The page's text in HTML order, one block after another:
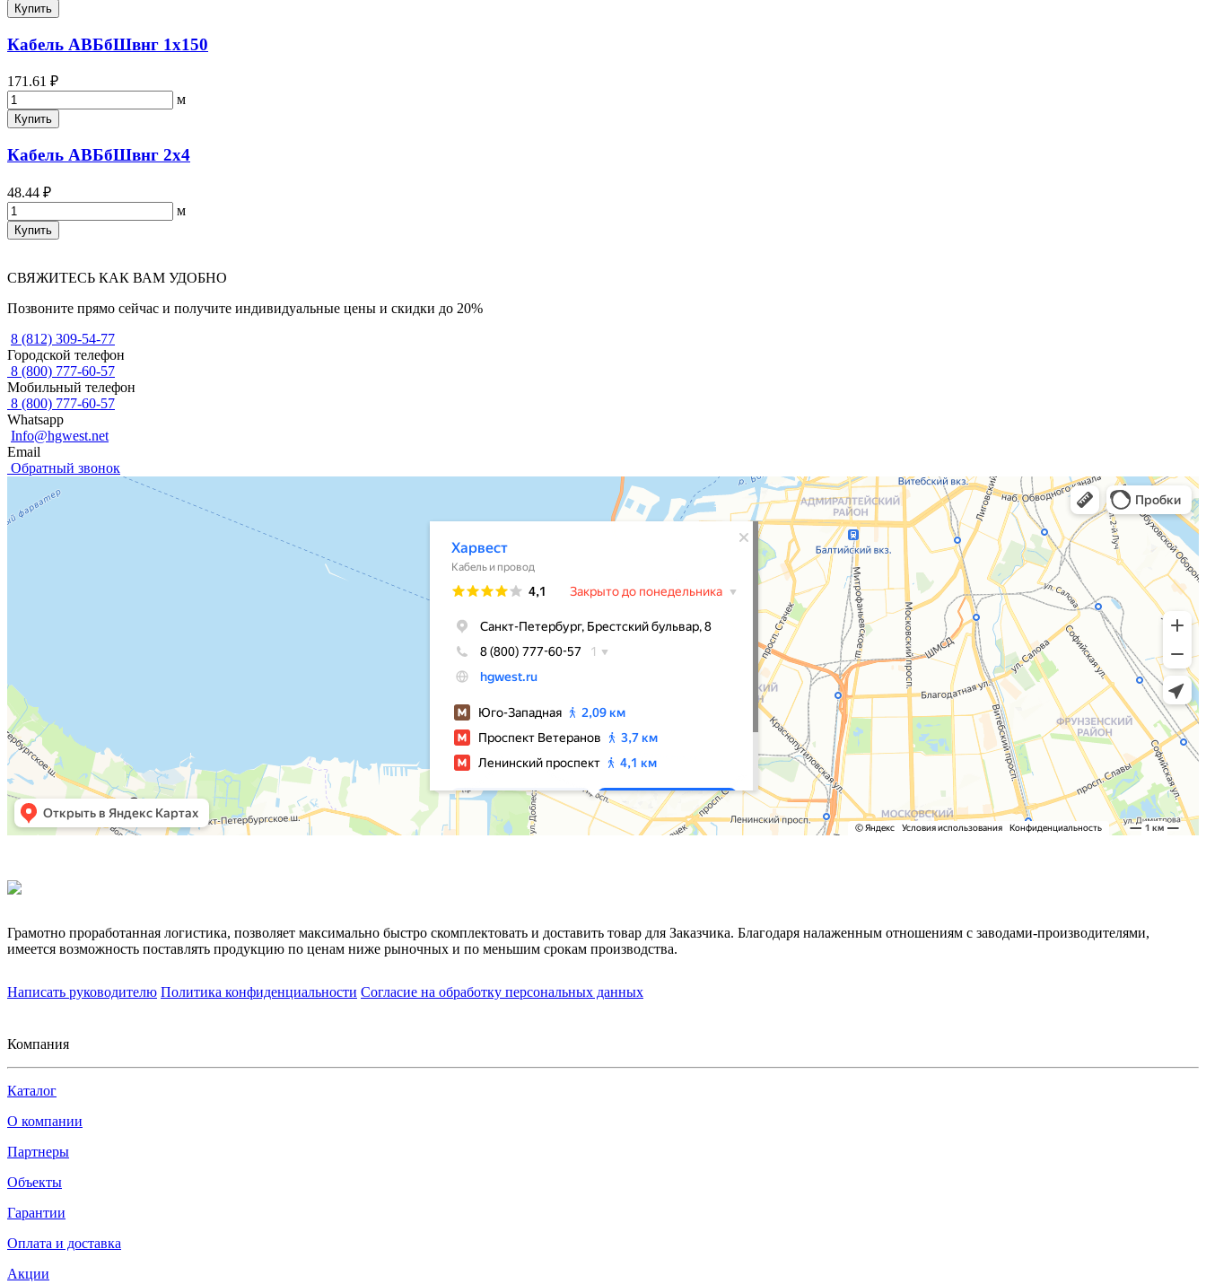
Купить
Кабель АВБбШвнг 1х150
171.61 ₽
м
Купить
Кабель АВБбШвнг 2х4
48.44 ₽
м
Купить
СВЯЖИТЕСЬ КАК ВАМ УДОБНО
Позвоните прямо сейчас и получите индивидуальные цены и скидки до 20%
8 (812) 309-54-77
Городской телефон
8 (800) 777-60-57
Мобильный телефон
8 (800) 777-60-57
Whatsapp
Info@hgwest.net
Email
Обратный звонок
Грамотно проработанная логистика, позволяет максимально быстро скомплектовать и доставить товар для Заказчика. Благодаря налаженным отношениям с заводами-производителями,
имеется возможность поставлять продукцию по ценам ниже рыночных и по меньшим срокам производства.
Написать руководителю Политика конфиденциальности Согласие на обработку персональных данных
Компания
Каталог
О компании
Партнеры
Объекты
Гарантии
Оплата и доставка
Акции